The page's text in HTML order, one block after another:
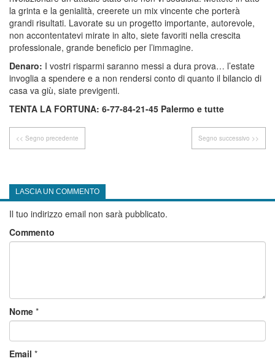
la grinta e la genialità, creerete un mix vincente che porterà
grandi risultati. Lavorate su un progetto importante, autorevole,
non accontentatevi mirate in alto, siete favoriti nella crescita
professionale, grande beneficio per l’immagine.
Denaro: I vostri risparmi saranno messi a dura prova… l’estate
invoglia a spendere e a non rendersi conto di quanto il bilancio di
casa va giù, siate previgenti.
TENTA LA FORTUNA: 6-77-84-21-45 Palermo e tutte
<< Segno precedente Segno successivo >>
LASCIA UN COMMENTO
Il tuo indirizzo email non sarà pubblicato.
Commento
Nome *
Email *